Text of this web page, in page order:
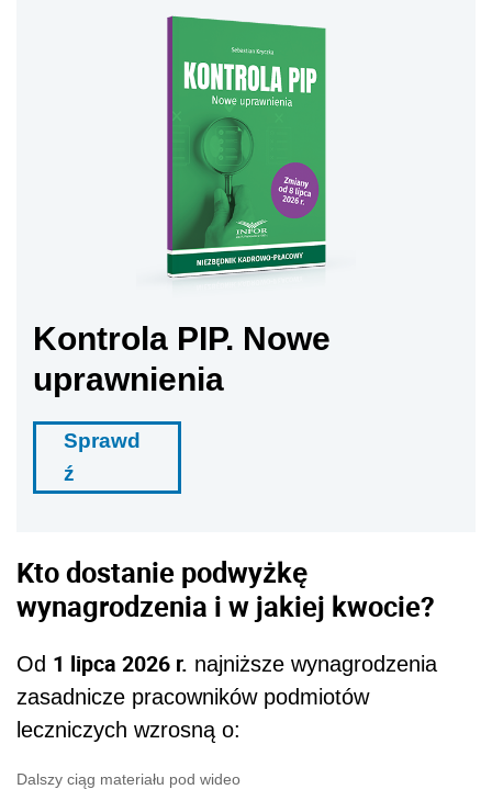
Kontrola PIP. Nowe
uprawnienia
Sprawd
ź
Kto dostanie podwyżkę
wynagrodzenia i w jakiej kwocie?
Od 1 lipca 2026 r. najniższe wynagrodzenia
zasadnicze pracowników podmiotów
leczniczych wzrosną o:
Dalszy ciąg materiału pod wideo